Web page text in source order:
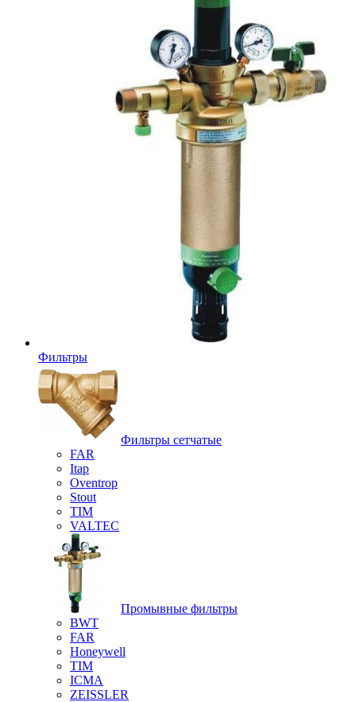
Фильтры
Фильтры сетчатые
FAR
Itap
Oventrop
Stout
TIM
VALTEC
Промывные фильтры
BWT
FAR
Honeywell
TIM
ICMA
ZEISSLER